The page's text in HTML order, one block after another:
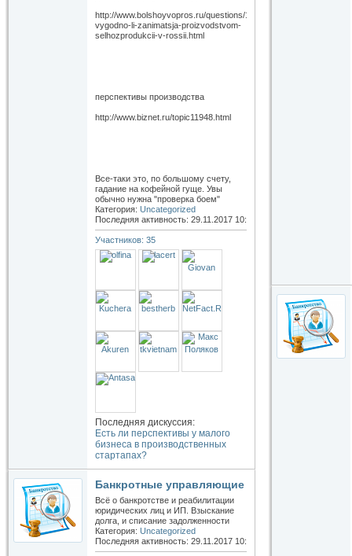
http://www.bolshoyvopros.ru/questions/1297745-
vygodno-li-zanimatsja-proizvodstvom-
selhozprodukcii-v-rossii.html
перспективы производства
http://www.biznet.ru/topic11948.html
Все-таки это, по большому счету,
гадание на кофейной гуще. Увы
обычно нужна "проверка боем"
Категория: Uncategorized
Последняя активность: 29.11.2017 10:19
Участников: 35
Последняя дискуссия:
Есть ли перспективы у малого
бизнеса в производственных
стартапах?
Банкротные управляющие
Всё о банкротстве и реабилитации
юридических лиц и ИП. Взыскание
долга, и списание задолженности
Категория: Uncategorized
Последняя активность: 29.11.2017 10:19